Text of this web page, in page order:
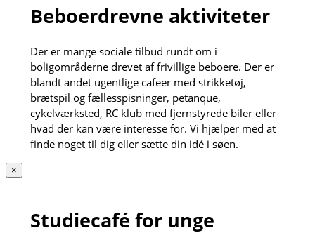
Beboerdrevne aktiviteter
Der er mange sociale tilbud rundt om i
boligområderne drevet af frivillige beboere. Der er
blandt andet ugentlige cafeer med strikketøj,
brætspil og fællesspisninger, petanque,
cykelværksted, RC klub med fjernstyrede biler eller
hvad der kan være interesse for. Vi hjælper med at
finde noget til dig eller sætte din idé i søen.
×
Studiecafé for unge